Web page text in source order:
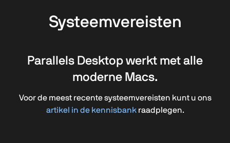
Systeemvereisten
Parallels Desktop werkt met alle
moderne Macs.
Voor de meest recente systeemvereisten kunt u ons
artikel in de kennisbankraadplegen.